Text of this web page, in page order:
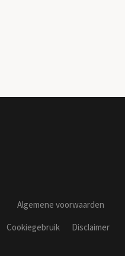
Algemene voorwaarden
Cookiegebruik
Disclaimer